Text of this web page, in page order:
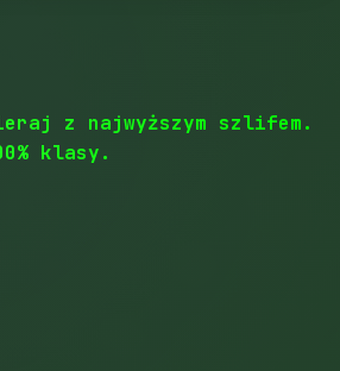
z najwyższym szlifem.
klasy.